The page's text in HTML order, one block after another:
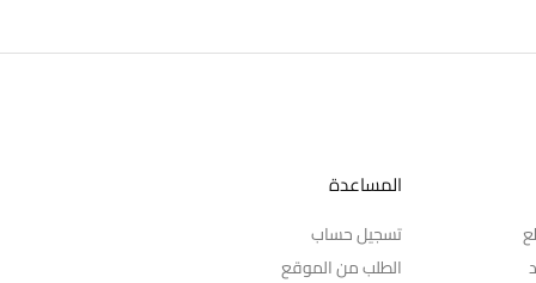
المساعدة
تسجيل حساب
الطلب من الموقع